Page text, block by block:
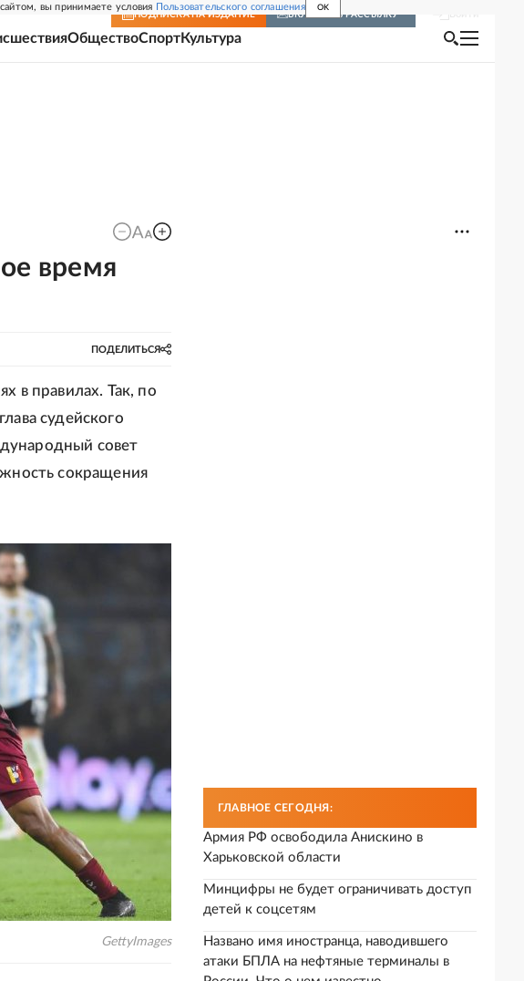
вы принимаете условия Пользовательского соглашения OK
ПОДПИСКА НА ИЗДАНИЕ ВКЛЮЧИТЬ РАССЫЛКУ
ОбществоСпортКультура
время
ПОДЕЛИТЬСЯ
в правилах. Так, по
судейского
совет
сокращения
GettyImages
ГЛАВНОЕ СЕГОДНЯ:
Армия РФ освободила Анискино в
Харьковской области
Минцифры не будет ограничивать доступ
детей к соцсетям
Названо имя иностранца, наводившего
атаки БПЛА на нефтяные терминалы в